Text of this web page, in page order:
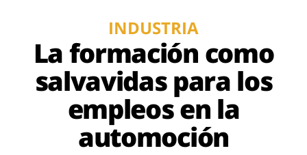
INDUSTRIA
La formación como
salvavidas para los
empleos en la
automoción